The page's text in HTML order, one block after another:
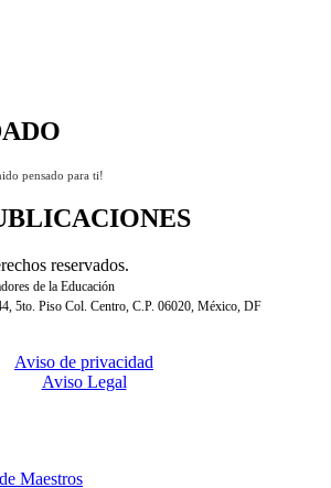
pensado para ti!
reservados.
de la Educación
5to. Piso Col. Centro, C.P. 06020, México, DF
Aviso de privacidad
Aviso Legal
Maestros